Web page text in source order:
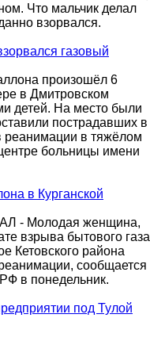
Что мальчик делал
взорвался.
газовый
произошёл 6
в Дмитровском
детей. На место были
пострадавших в
реанимации в тяжёлом
больницы имени
в Курганской
- Молодая женщина,
взрыва бытового газа
Кетовского района
сообщается
в понедельник.
под Тулой